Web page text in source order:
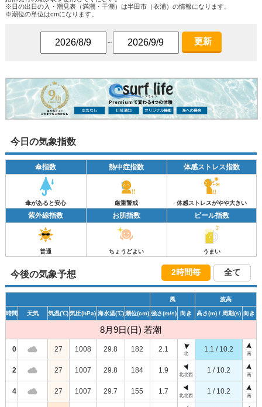
※日の出日の入・潮見表（満潮・干潮）は半田市（衣浦）の情報になります。
※潮位の単位はcmになります。
～ 更新
今日の気象指数
傘指数 熱中症指数 体感ストレス指数
傘があると安心 厳重警戒 体感ストレスがやや大きい
紫外線指数 お肌指数 ビール指数
普通 ちょうどよい うまい
今後の気象予想 2時間毎 全て
風 波高
時間 天気 気温(℃) 気圧(hPa) 海水温(℃) 潮位(cm) 強さ(m/s) 向き 高さ(m)/ 周期(s) 向き
8月9日(日) 若潮
0 27 1008 29.8 182 2.1
北
1.1 / 10.2
南
2 27 1007 29.8 184 1.9
北北西
1 / 10.2
南
4 27 1007 29.7 155 1.7
北北西
1 / 10.2
南